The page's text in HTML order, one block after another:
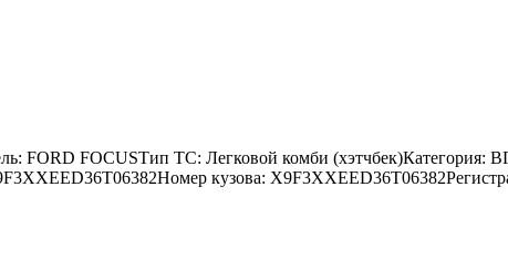
FORD FOCUSТип ТС: Легковой комби (хэтчбек)Категория:
кузова: